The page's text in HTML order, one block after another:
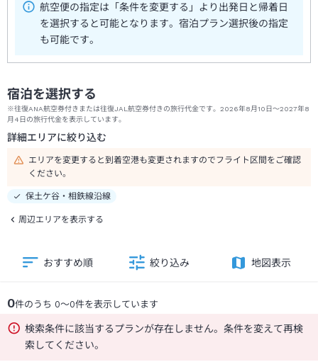
航空便の指定は「条件を変更する」より出発日と帰着日
を選択すると可能となります。宿泊プラン選択後の指定
も可能です。
宿泊を選択する
※往復ANA航空券付きまたは往復JAL航空券付きの旅行代金です。2026年8月10日～2027年8
月4日の旅行代金を表示しています。
詳細エリアに絞り込む
エリアを変更すると到着空港も変更されますのでフライト区間をご確認
ください。
保土ケ谷・相鉄線沿線
周辺エリアを表示する
0件のうち 0～0件を表示しています
おすすめ順 絞り込み 地図表示
検索条件に該当するプランが存在しません。条件を変えて再検
索してください。